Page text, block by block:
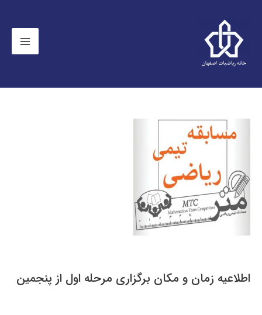
اطلاعیه زمان و مکان برگزاری مرحله اول از پنجمین